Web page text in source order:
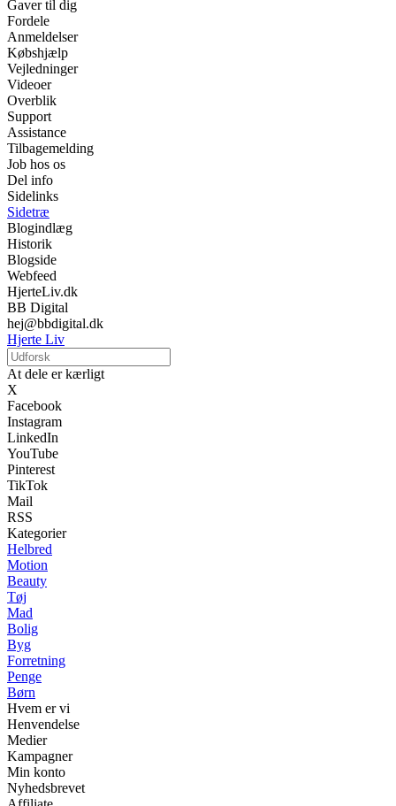
Gaver til dig
Fordele
Anmeldelser
Købshjælp
Vejledninger
Videoer
Overblik
Support
Assistance
Tilbagemelding
Job hos os
Del info
Sidelinks
Sidetræ
Blogindlæg
Historik
Blogside
Webfeed
HjerteLiv.dk
BB Digital
hej@bbdigital.dk
Hjerte Liv
At dele er kærligt
X
Facebook
Instagram
LinkedIn
YouTube
Pinterest
TikTok
Mail
RSS
Kategorier
Helbred
Motion
Beauty
Tøj
Mad
Bolig
Byg
Forretning
Penge
Børn
Hvem er vi
Henvendelse
Medier
Kampagner
Min konto
Nyhedsbrevet